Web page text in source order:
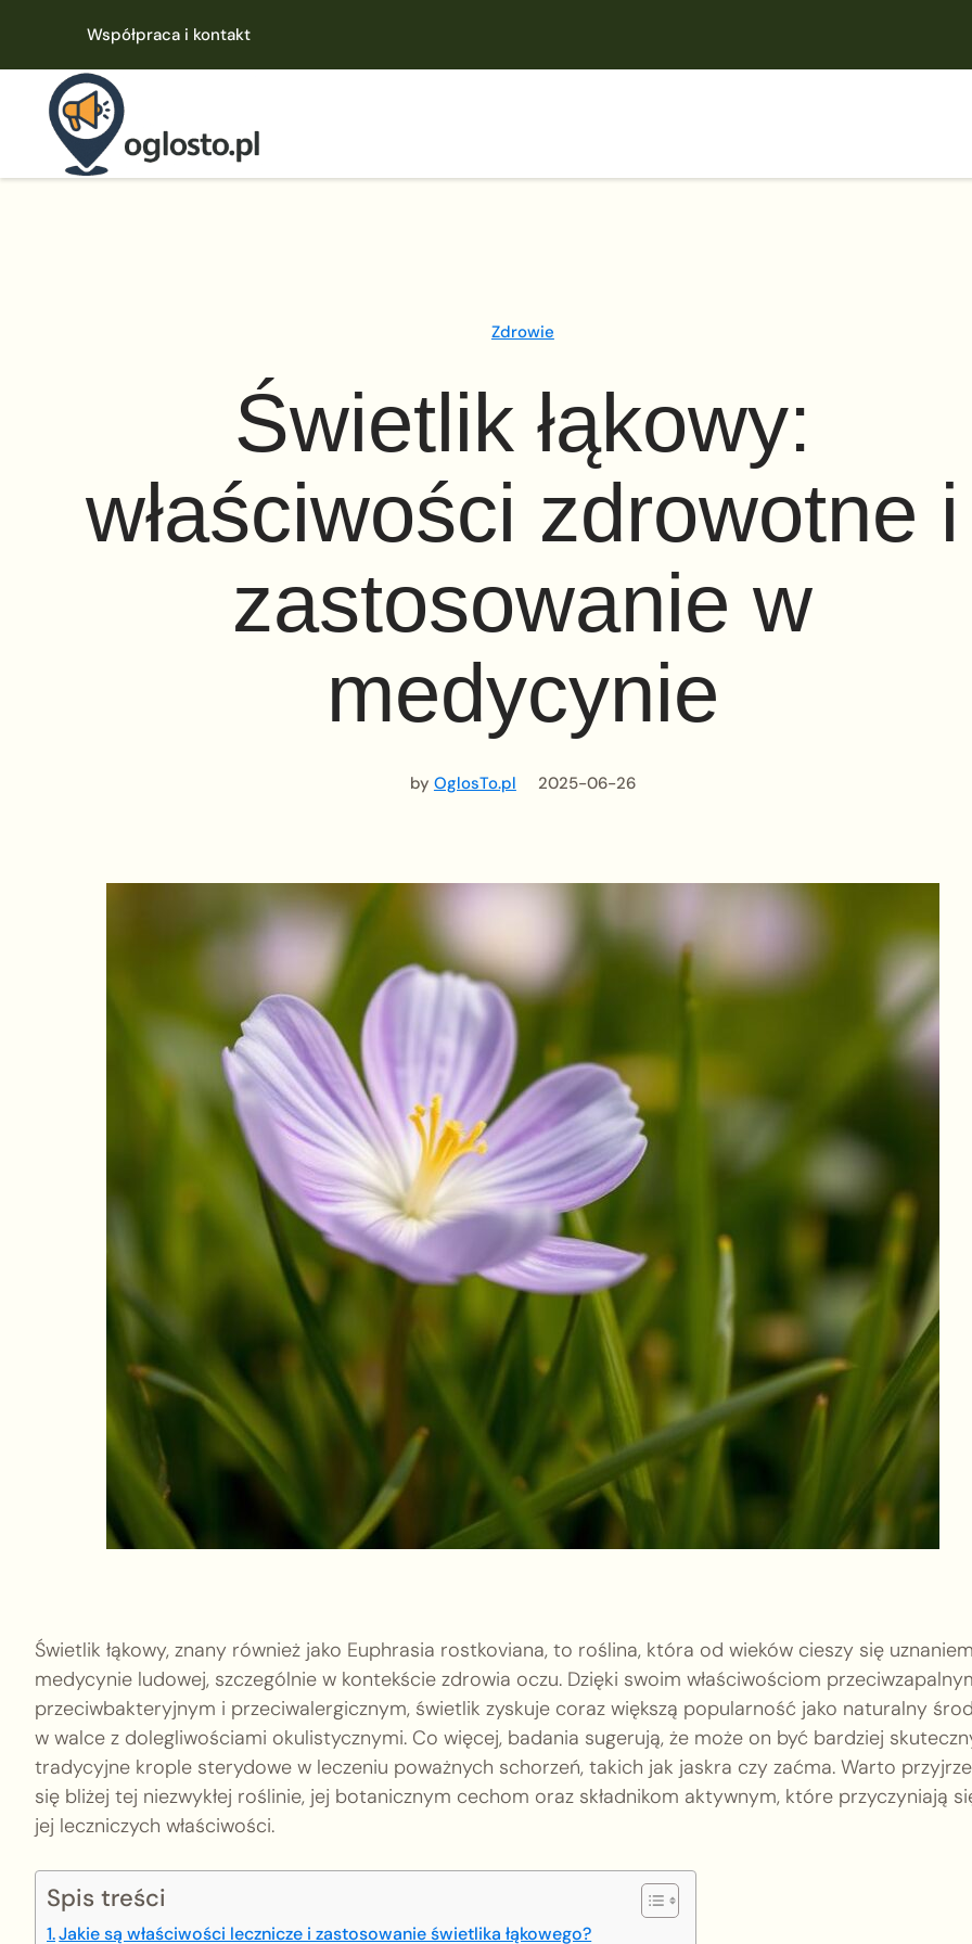
Współpraca i kontakt
Zdrowie
Świetlik łąkowy:
właściwości zdrowotne i
zastosowanie w
medycynie
by OglosTo.pl 2025-06-26
Świetlik łąkowy, znany również jako Euphrasia rostkoviana, to roślina, która od wieków cieszy się
medycynie ludowej, szczególnie w kontekście zdrowia oczu. Dzięki swoim właściwościom
przeciwbakteryjnym i przeciwalergicznym, świetlik zyskuje coraz większą popularność jako naturalny
w walce z dolegliwościami okulistycznymi. Co więcej, badania sugerują, że może on być bardziej
tradycyjne krople sterydowe w leczeniu poważnych schorzeń, takich jak jaskra czy zaćma. Warto
się bliżej tej niezwykłej roślinie, jej botanicznym cechom oraz składnikom aktywnym, które przyczyniają
jej leczniczych właściwości.
Spis treści
Jakie są właściwości lecznicze i zastosowanie świetlika łąkowego?